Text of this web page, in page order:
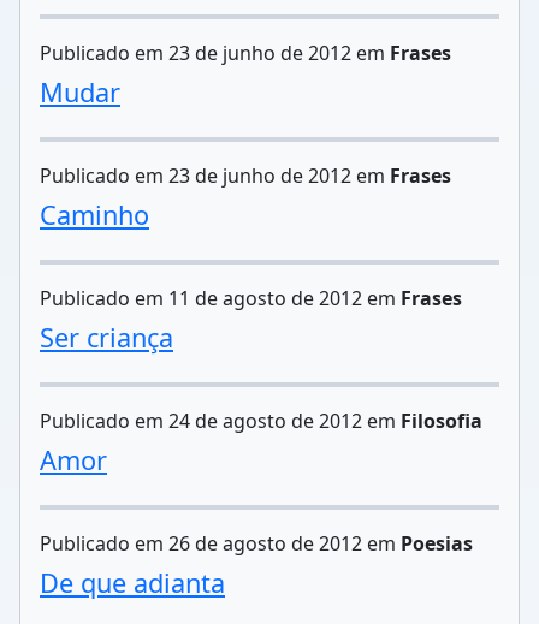
Publicado em 23 de junho de 2012 em Frases
Mudar
Publicado em 23 de junho de 2012 em Frases
Caminho
Publicado em 11 de agosto de 2012 em Frases
Ser criança
Publicado em 24 de agosto de 2012 em Filosofia
Amor
Publicado em 26 de agosto de 2012 em Poesias
De que adianta